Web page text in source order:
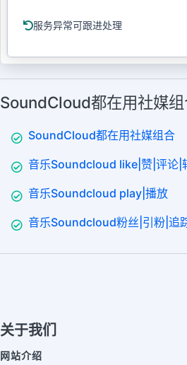
服务异常可跟进处理
SoundCloud都在用社媒
SoundCloud都在用社媒组合
音乐Soundcloud like|赞|评论|
音乐Soundcloud play|播放
音乐Soundcloud粉丝|引粉|追
关于我们
网站介绍